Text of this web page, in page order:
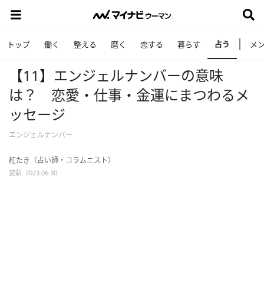
トップ 働く 整える 磨く 恋する 暮らす 占う メ
【11】エンジェルナンバーの意味
は？ 恋愛・仕事・金運にまつわるメ
ッセージ
エンジェルナンバー
紅たき（占い師・コラムニスト）
更新: 2023.06.30